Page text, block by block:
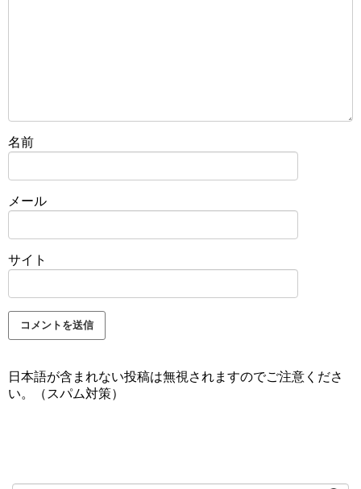
名前
メール
サイト
日本語が含まれない投稿は無視されますのでご注意くださ
い。（スパム対策）